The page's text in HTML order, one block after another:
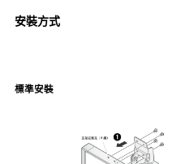
安裝方式
標準安裝